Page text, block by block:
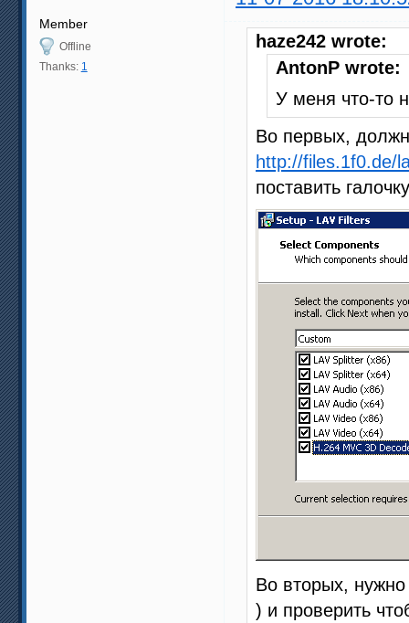
Member
Offline
Thanks: 1
haze242 wrote:
AntonP wrote:
У меня что-то
Во первых,
http://files.1f0.de/
поставить
Во вторых,
) и проверить